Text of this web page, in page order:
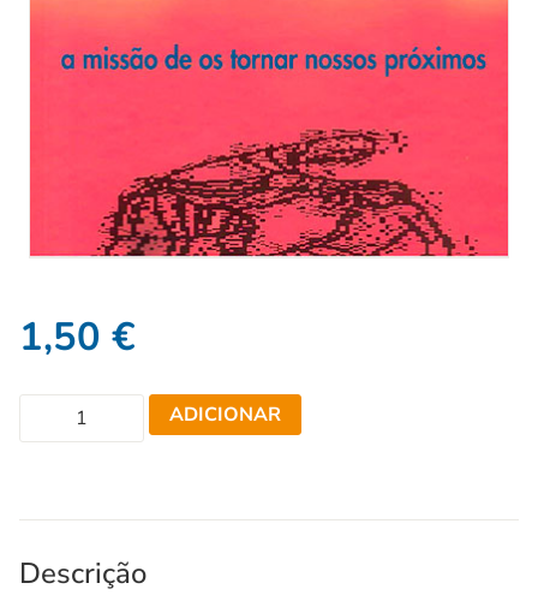
1,50 €
ADICIONAR
Descrição